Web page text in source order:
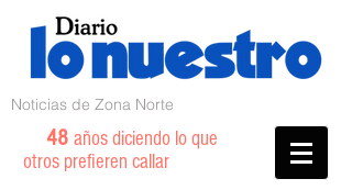
Noticias de Zona Norte
48 años diciendo lo que
otros prefieren callar